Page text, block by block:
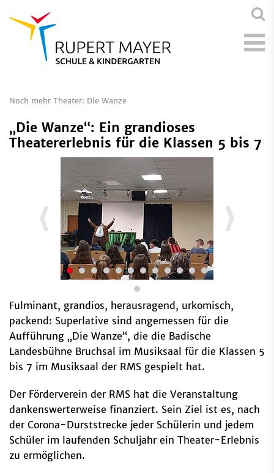
Noch mehr Theater: Die Wanze
„Die Wanze“: Ein grandioses
Theatererlebnis für die Klassen 5 bis 7
Fulminant, grandios, herausragend, urkomisch,
packend: Superlative sind angemessen für die
Aufführung „Die Wanze“, die die Badische
Landesbühne Bruchsal im Musiksaal für die Klassen 5
bis 7 im Musiksaal der RMS gespielt hat.
Der Förderverein der RMS hat die Veranstaltung
dankenswerterweise finanziert. Sein Ziel ist es, nach
der Corona-Durststrecke jeder Schülerin und jedem
Schüler im laufenden Schuljahr ein Theater-Erlebnis
zu ermöglichen.